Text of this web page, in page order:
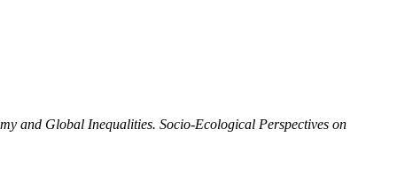
and Global Inequalities. Socio-Ecological Perspectives on